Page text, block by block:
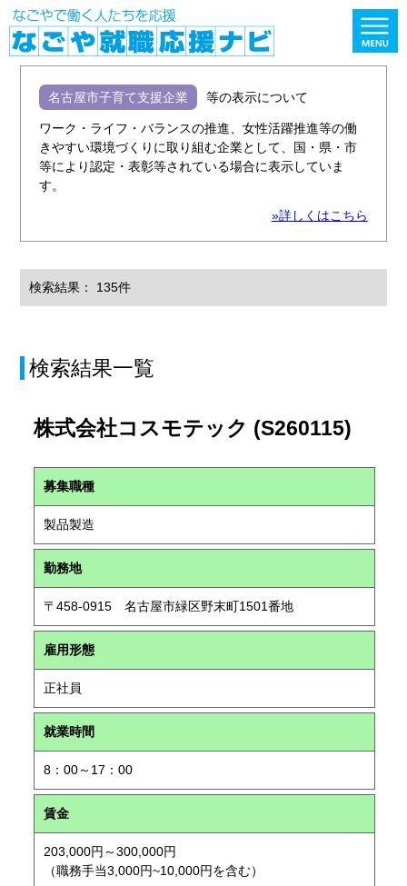
名古屋市子育て支援企業 等の表示について
ワーク・ライフ・バランスの推進、女性活躍推進等の働
きやすい環境づくりに取り組む企業として、国・県・市
等により認定・表彰等されている場合に表示していま
す。
»詳しくはこちら
検索結果： 135件
検索結果一覧
株式会社コスモテック (S260115)
募集職種
製品製造
勤務地
〒458-0915 名古屋市緑区野末町1501番地
雇用形態
正社員
就業時間
8：00～17：00
賃金
203,000円～300,000円
（職務手当3,000円~10,000円を含む）